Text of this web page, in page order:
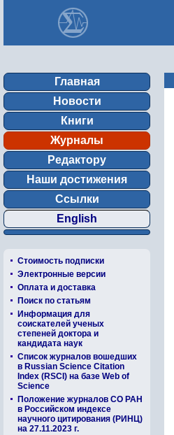
Главная
Новости
Книги
Журналы
Редактору
Наши достижения
Ссылки
English
Стоимость подписки
Электронные версии
Оплата и доставка
Поиск по статьям
Информация для
соискателей ученых
степеней доктора и
кандидата наук
Список журналов вошедших
в Russian Science Citation
Index (RSCI) на базе Web of
Science
Положение журналов СО РАН
в Российском индексе
научного цитирования (РИНЦ)
на 27.11.2023 г.